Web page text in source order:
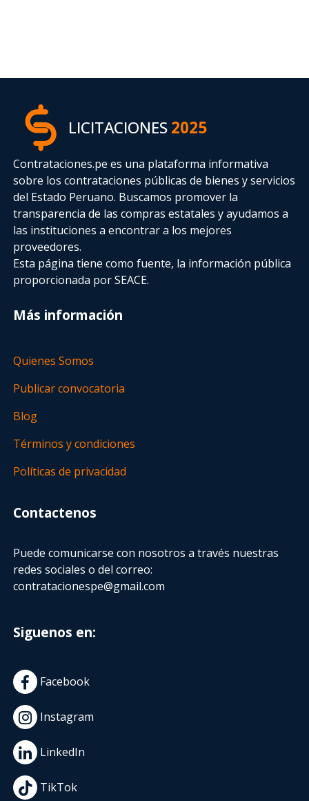
LICITACIONES2025
Contrataciones.pe es una plataforma informativa
sobre los contrataciones públicas de bienes y servicios
del Estado Peruano. Buscamos promover la
transparencia de las compras estatalesy ayudamos a
las instituciones a encontrar a los mejores
proveedores.
Esta página tiene como fuente, la información pública
proporcionada por SEACE.
Más información
Quienes Somos
Publicar convocatoria
Blog
Términos y condiciones
Políticas de privacidad
Contactenos
Puede comunicarse con nosotros a través nuestras
redes sociales o del correo:
contratacionespe@gmail.com
Siguenos en:
Facebook
Instagram
LinkedIn
TikTok